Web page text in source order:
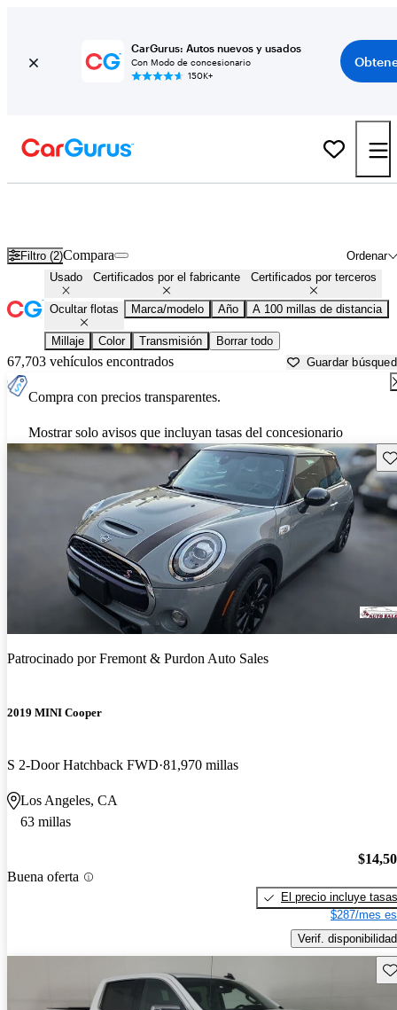
CarGurus: Autos nuevos y usados
Con Modo de concesionario
150K+
Filtro (2) Ordenar
Compara
Usado Certificados por el fabricante Certificados por terceros
Ocultar flotas Marca/modelo Año A 100 millas de distancia
Millaje Color Transmisión Borrar todo
67,703 vehículos encontrados Guardar
Compra con precios transparentes.
Mostrar solo avisos que incluyan tasas del concesionario
Patrocinado porFremont & Purdon Auto Sales
2019 MINI Cooper
S 2-Door Hatchback FWD 81,970 millas
Los Angeles, CA
63 millas
Buena oferta
El precio incluye tasas
$287/mes
Verif. disponibilidad